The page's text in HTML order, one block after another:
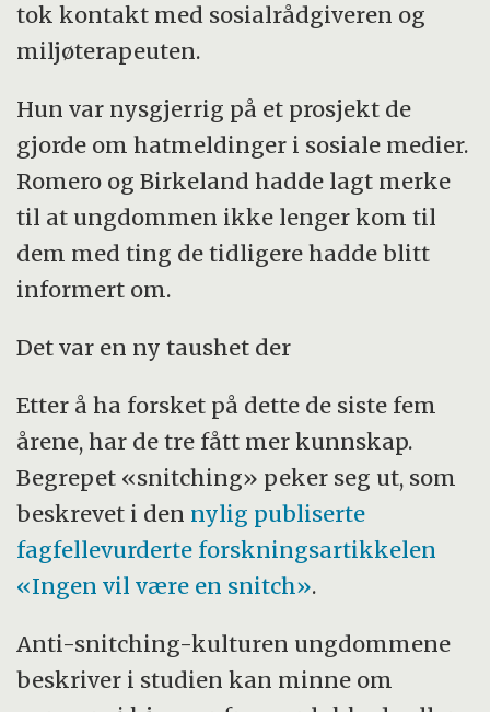
tok kontakt med sosialrådgiveren og
miljøterapeuten.
Hun var nysgjerrig på et prosjekt de
gjorde om hatmeldinger i sosiale medier.
Romero og Birkeland hadde lagt merke
til at ungdommen ikke lenger kom til
dem med ting de tidligere hadde blitt
informert om.
Det var en ny taushet der
Etter å ha forsket på dette de siste fem
årene, har de tre fått mer kunnskap.
Begrepet «snitching» peker seg ut, som
beskrevet i den nylig publiserte
fagfellevurderte forskningsartikkelen
«Ingen vil være en snitch».
Anti-snitching-kulturen ungdommene
beskriver i studien kan minne om